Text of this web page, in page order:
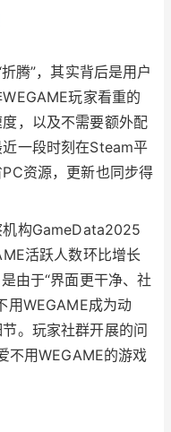
腾”，其实背后是用户
玩家看重的
，以及不需要额外配
一段时刻在Steam平
资源，更新也同步得
机构GameData2025
活跃人数环比增长
由于“界面更干净、社
用WEGAME成为动
。玩家社群开展的问
不用WEGAME的游戏